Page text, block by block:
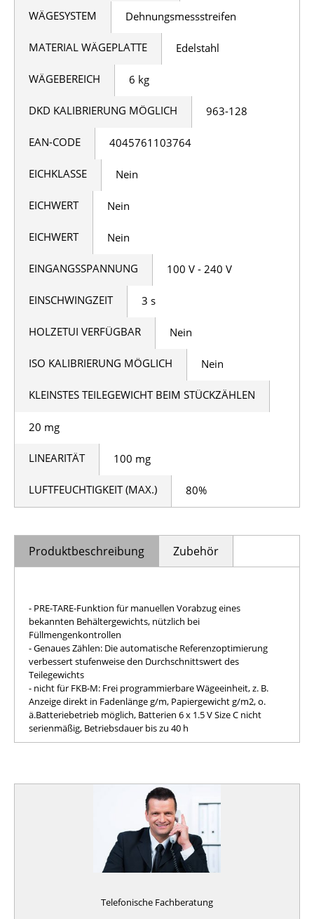
WÄGESYSTEM Dehnungsmessstreifen
MATERIAL WÄGEPLATTE Edelstahl
WÄGEBEREICH 6 kg
DKD KALIBRIERUNG MÖGLICH 963-128
EAN-CODE 4045761103764
EICHKLASSE Nein
EICHWERT Nein
EICHWERT Nein
EINGANGSSPANNUNG 100 V - 240 V
EINSCHWINGZEIT 3 s
HOLZETUI VERFÜGBAR Nein
ISO KALIBRIERUNG MÖGLICH Nein
KLEINSTES TEILEGEWICHT BEIM STÜCKZÄHLEN
20 mg
LINEARITÄT 100 mg
LUFTFEUCHTIGKEIT (MAX.) 80%
Produktbeschreibung Zubehör
- PRE-TARE-Funktion für manuellen Vorabzug eines
bekannten Behältergewichts, nützlich bei
Füllmengenkontrollen
- Genaues Zählen: Die automatische Referenzoptimierung
verbessert stufenweise den Durchschnittswert des
Teilegewichts
- nicht für FKB-M: Frei programmierbare Wägeeinheit, z. B.
Anzeige direkt in Fadenlänge g/m, Papiergewicht g/m2, o.
ä.Batteriebetrieb möglich, Batterien 6 x 1.5 V Size C nicht
serienmäßig, Betriebsdauer bis zu 40 h
Telefonische Fachberatung